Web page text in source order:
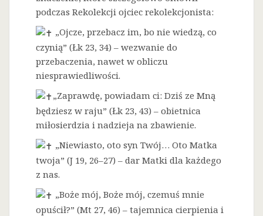
podczas Rekolekcji ojciec rekolekcjonista:
„Ojcze, przebacz im, bo nie wiedzą, co
czynią” (Łk 23, 34) – wezwanie do
przebaczenia, nawet w obliczu
niesprawiedliwości.
„Zaprawdę, powiadam ci: Dziś ze Mną
będziesz w raju” (Łk 23, 43) – obietnica
miłosierdzia i nadzieja na zbawienie.
„Niewiasto, oto syn Twój… Oto Matka
twoja” (J 19, 26–27) – dar Matki dla każdego
z nas.
„Boże mój, Boże mój, czemuś mnie
opuścił?” (Mt 27, 46) – tajemnica cierpienia i